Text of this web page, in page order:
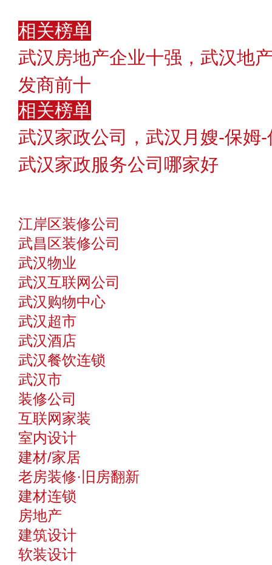
相关榜单
武汉房地产企业十强，武汉地
发商前十
相关榜单
武汉家政公司，武汉月嫂-保姆
武汉家政服务公司哪家好
江岸区装修公司
武昌区装修公司
武汉物业
武汉互联网公司
武汉购物中心
武汉超市
武汉酒店
武汉餐饮连锁
武汉市
装修公司
互联网家装
室内设计
建材/家居
老房装修·旧房翻新
建材连锁
房地产
建筑设计
软装设计